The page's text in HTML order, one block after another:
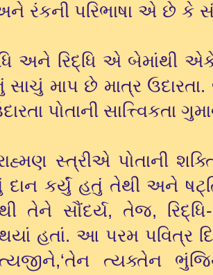
અને રંકની પરિભાષા એ છે કે
અને રિદ્ધિ એ બેમાંથી
સાચું માપ છે માત્ર
પોતાની સાત્ત્વિકતા
સ્ત્રીએ પોતાની
દાન કર્યું હતું તેથી અને
તેને સૌંદર્ય, તેજ,
થયાં હતાં. આ પરમ પવિત્ર
ત્યક્તેન